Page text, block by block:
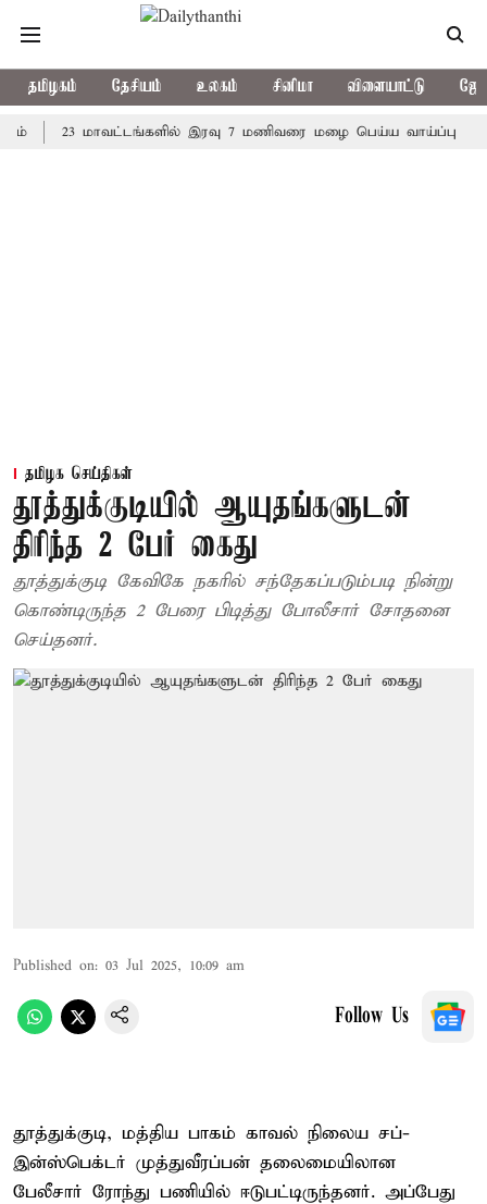
தமிழகம் தேசியம் உலகம் சினிமா விளையாட்டு
23 மாவட்டங்களில் இரவு 7 மணிவரை மழை பெய்ய வாய்ப்பு
தமிழக செய்திகள்
தூத்துக்குடியில் ஆயுதங்களுடன்
திரிந்த 2 பேர் கைது
தூத்துக்குடி கேவிகே நகரில் சந்தேகப்படும்படி நின்று
கொண்டிருந்த 2 பேரை பிடித்து போலீசார் சோதனை
செய்தனர்.
Published on: 03 Jul 2025, 10:09 am
Follow Us
தூத்துக்குடி, மத்திய பாகம் காவல் நிலைய சப்-
இன்ஸ்பெக்டர் முத்துவீரப்பன் தலைமையிலான
பேலீசார் ரோந்து பணியில் ஈடுபட்டிருந்தனர். அப்பேது